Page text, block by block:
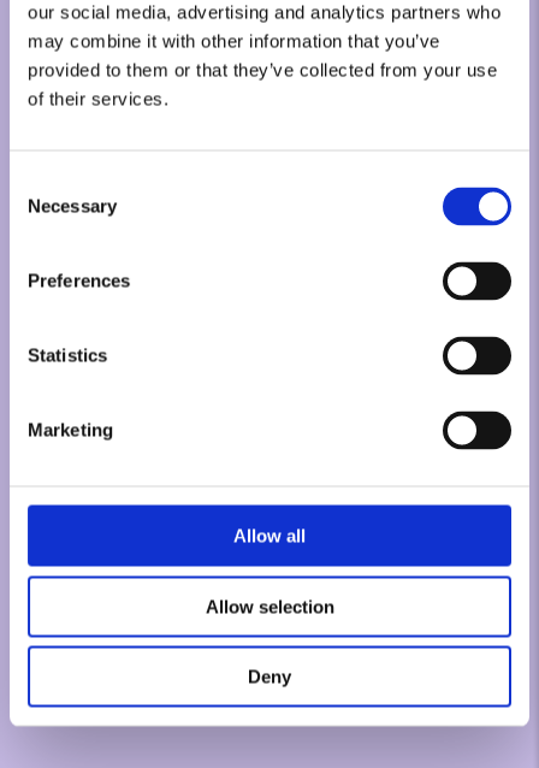
our social media, advertising and analytics partners who
may combine it with other information that you’ve
provided to them or that they’ve collected from your use
of their services.
Selection
Necessary
Preferences
Statistics
Marketing
Allow all
Allow selection
Deny